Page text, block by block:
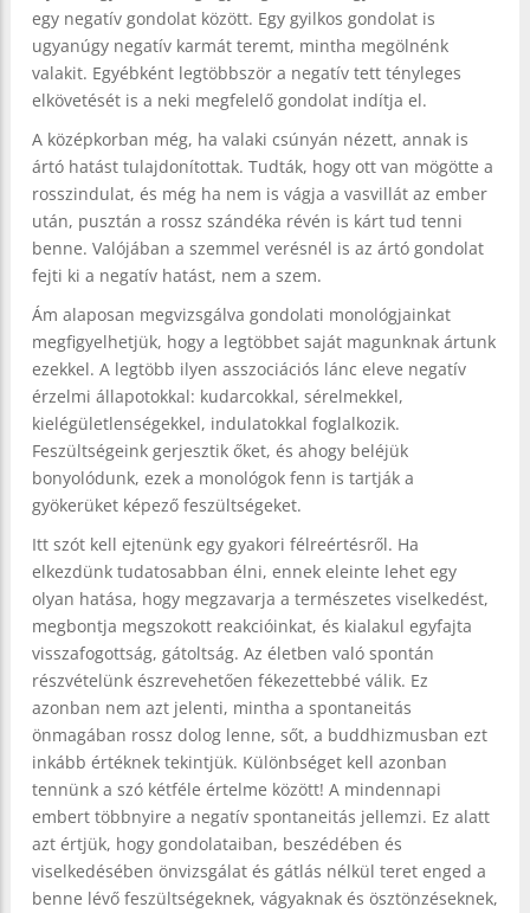
egy negatív gondolat között. Egy gyilkos gondolat is
ugyanúgy negatív karmát teremt, mintha megölnénk
valakit. Egyébként legtöbbször a negatív tett tényleges
elkövetését is a neki megfelelő gondolat indítja el.
A középkorban még, ha valaki csúnyán nézett, annak is
ártó hatást tulajdonítottak. Tudták, hogy ott van mögötte a
rosszindulat, és még ha nem is vágja a vasvillát az ember
után, pusztán a rossz szándéka révén is kárt tud tenni
benne. Valójában a szemmel verésnél is az ártó gondolat
fejti ki a negatív hatást, nem a szem.
Ám alaposan megvizsgálva gondolati monológjainkat
megfigyelhetjük, hogy a legtöbbet saját magunknak ártunk
ezekkel. A legtöbb ilyen asszociációs lánc eleve negatív
érzelmi állapotokkal: kudarcokkal, sérelmekkel,
kielégületlenségekkel, indulatokkal foglalkozik.
Feszültségeink gerjesztik őket, és ahogy beléjük
bonyolódunk, ezek a monológok fenn is tartják a
gyökerüket képező feszültségeket.
Itt szót kell ejtenünk egy gyakori félreértésről. Ha
elkezdünk tudatosabban élni, ennek eleinte lehet egy
olyan hatása, hogy megzavarja a természetes viselkedést,
megbontja megszokott reakcióinkat, és kialakul egyfajta
visszafogottság, gátoltság. Az életben való spontán
részvételünk észrevehetően fékezettebbé válik. Ez
azonban nem azt jelenti, mintha a spontaneitás
önmagában rossz dolog lenne, sőt, a buddhizmusban ezt
inkább értéknek tekintjük. Különbséget kell azonban
tennünk a szó kétféle értelme között! A mindennapi
embert többnyire a negatív spontaneitás jellemzi. Ez alatt
azt értjük, hogy gondolataiban, beszédében és
viselkedésében önvizsgálat és gátlás nélkül teret enged a
benne lévő feszültségeknek, vágyaknak és ösztönzéseknek,